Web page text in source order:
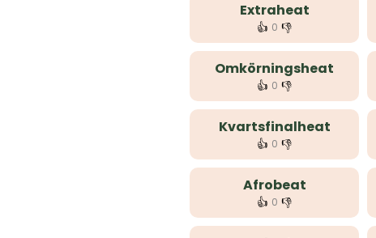
Extraheat
👍 0 👎
Omkörningsheat
👍 0 👎
Kvartsfinalheat
👍 0 👎
Afrobeat
👍 0 👎